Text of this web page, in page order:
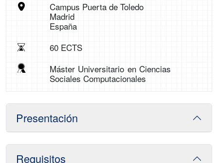
Campus Puerta de Toledo
Madrid
España
60 ECTS
Máster Universitario en Ciencias
Sociales Computacionales
Presentación
Requisitos